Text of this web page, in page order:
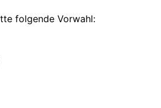
folgende Vorwahl: